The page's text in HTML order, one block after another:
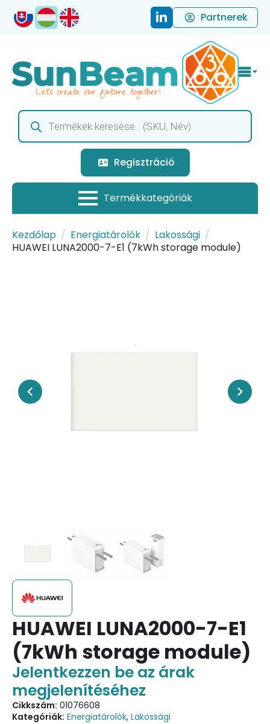
Partnerek
Products
search
Regisztráció
Kezdőlap Energiatárolók
Lakossági
HUAWEI LUNA2000-7-E1 (7kWh storage module)
HUAWEI LUNA2000-7-E1
(7kWh storage module)
Jelentkezzen be az árak
megjelenítéséhez
Cikkszám: 01076608
Kategóriák: Energiatárolók, Lakossági